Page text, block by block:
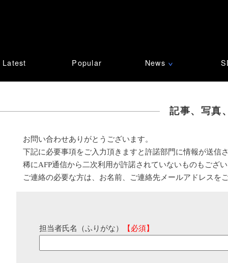
Latest Popular News ∨
記事、写真
お問い合わせありがとうございます。
下記に必要事項をご入力頂きますと許諾部門に情報が送信
稀にAFP通信から二次利用が許諾されていないものもござ
ご連絡の必要な方は、お名前、ご連絡先メールアドレスを
担当者氏名（ふりがな） 【必須】